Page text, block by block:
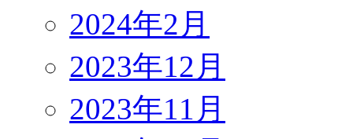
2024年2月
2023年12月
2023年11月